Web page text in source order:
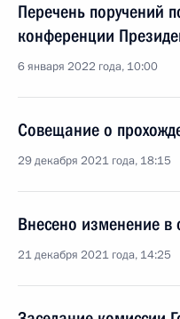
Перечень поручений
конференции
6 января 2022 года, 10:00
Совещание о
29 декабря 2021 года, 18:15
Внесено изменение в
21 декабря 2021 года, 14:25